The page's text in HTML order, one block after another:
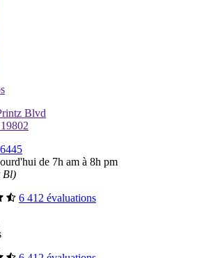
Blvd
de 7h am à 8h pm
Bl)
6 412 évaluations